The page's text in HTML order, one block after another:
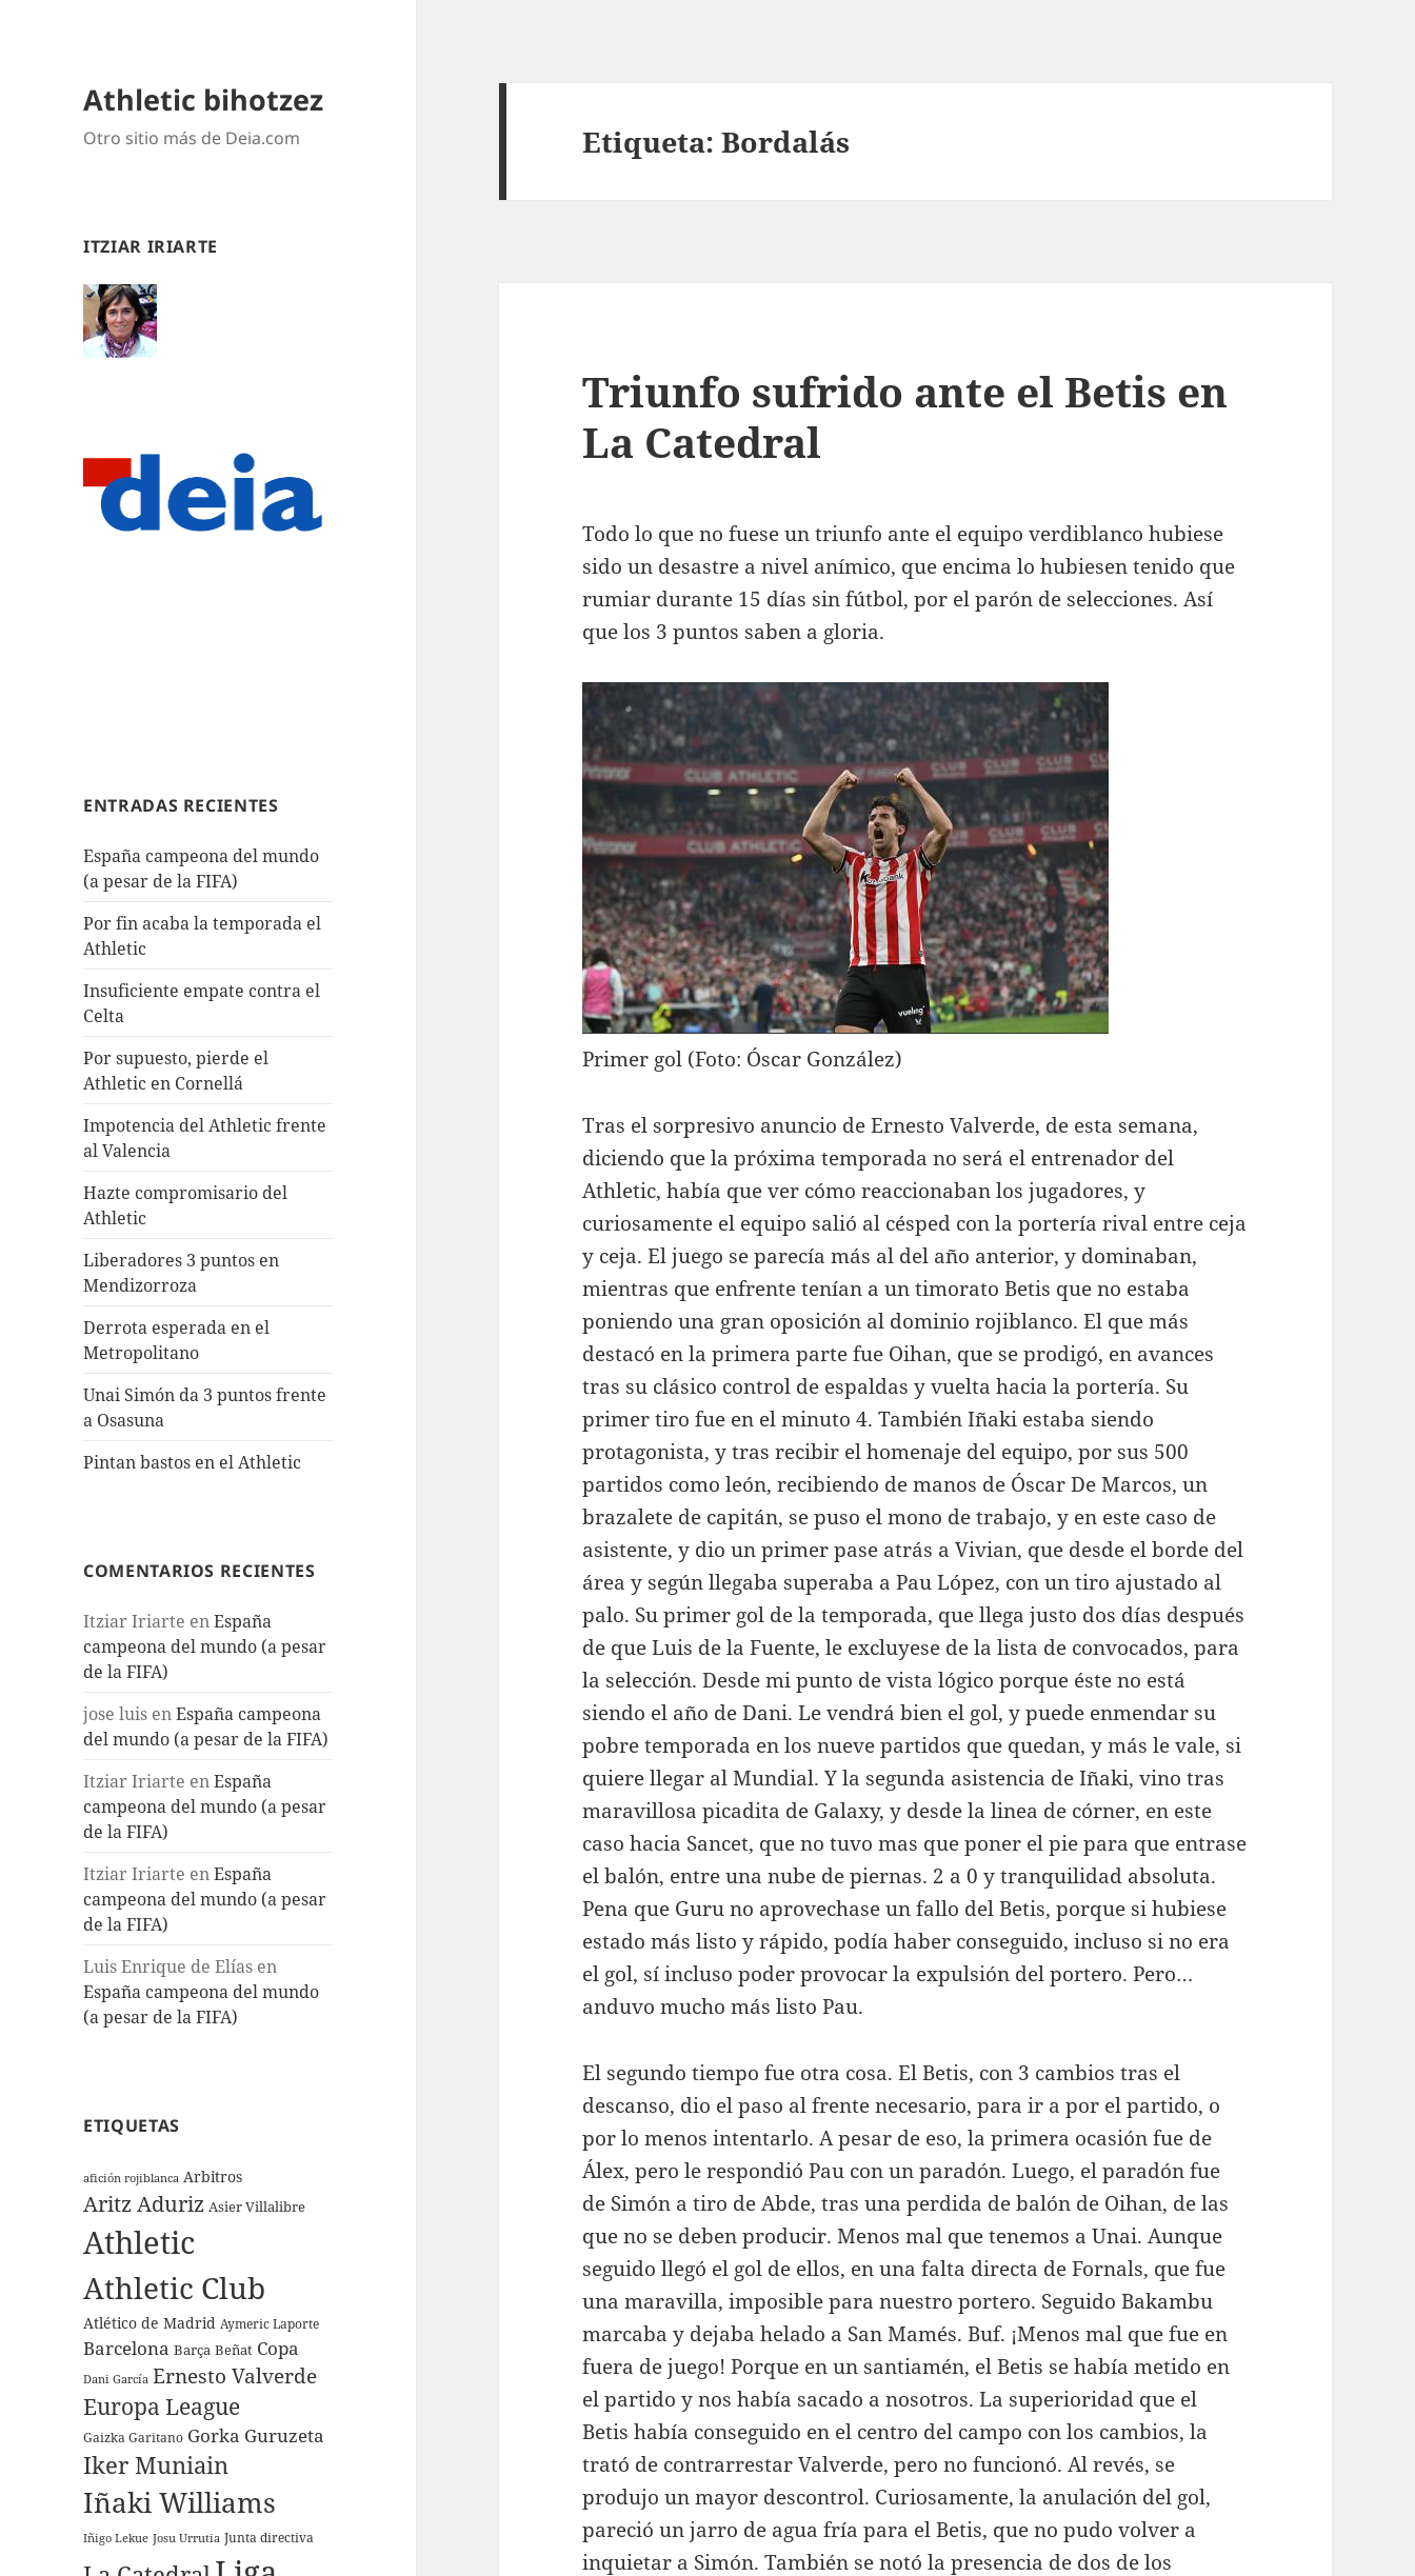
Athletic bihotzez
Otro sitio más de Deia.com
ITZIAR IRIARTE
ENTRADAS RECIENTES
España campeona del mundo
(a pesar de la FIFA)
Por fin acaba la temporada el
Athletic
Insuficiente empate contra el
Celta
Por supuesto, pierde el
Athletic en Cornellá
Impotencia del Athletic frente
al Valencia
Hazte compromisario del
Athletic
Liberadores 3 puntos en
Mendizorroza
Derrota esperada en el
Metropolitano
Unai Simón da 3 puntos frente
a Osasuna
Pintan bastos en el Athletic
COMENTARIOS RECIENTES
Itziar Iriarte enEspaña
campeona del mundo (a pesar
de la FIFA)
jose luis enEspaña campeona
del mundo (a pesar de la FIFA)
Itziar Iriarte enEspaña
campeona del mundo (a pesar
de la FIFA)
Itziar Iriarte enEspaña
campeona del mundo (a pesar
de la FIFA)
Luis Enrique de Elías en
España campeona del mundo
(a pesar de la FIFA)
ETIQUETAS
afición rojiblanca Arbitros
Aritz Aduriz Asier Villalibre
Athletic
Athletic Club
Atlético de Madrid Aymeric Laporte
Barcelona Barça Beñat Copa
Dani García Ernesto Valverde
Europa League
Gaizka Garitano Gorka Guruzeta
Iker Muniain
Iñaki Williams
Iñigo Lekue Josu Urrutia Junta directiva
Etiqueta:Bordalás
Triunfo sufrido ante el Betis en
La Catedral
Todo lo que no fuese un triunfo ante el equipo verdiblanco hubiese
sido un desastre a nivel anímico, que encima lo hubiesen tenido que
rumiar durante 15 días sin fútbol, por el parón de selecciones. Así
que los 3 puntos saben a gloria.
Primer gol (Foto: Óscar González)
Tras el sorpresivo anuncio de Ernesto Valverde, de esta semana,
diciendo que la próxima temporada no será el entrenador del
Athletic, había que ver cómo reaccionaban los jugadores, y
curiosamente el equipo salió al césped con la portería rival entre ceja
y ceja. El juego se parecía más al del año anterior, y dominaban,
mientras que enfrente tenían a un timorato Betis que no estaba
poniendo una gran oposición al dominio rojiblanco. El que más
destacó en la primera parte fue Oihan, que se prodigó, en avances
tras su clásico control de espaldas y vuelta hacia la portería. Su
primer tiro fue en el minuto 4. También Iñaki estaba siendo
protagonista, y tras recibir el homenaje del equipo, por sus 500
partidos como león, recibiendo de manos de Óscar De Marcos, un
brazalete de capitán, se puso el mono de trabajo, y en este caso de
asistente, y dio un primer pase atrás a Vivian, que desde el borde del
área y según llegaba superaba a Pau López, con un tiro ajustado al
palo. Su primer gol de la temporada, que llega justo dos días después
de que Luis de la Fuente, le excluyese de la lista de convocados, para
la selección. Desde mi punto de vista lógico porque éste no está
siendo el año de Dani. Le vendrá bien el gol, y puede enmendar su
pobre temporada en los nueve partidos que quedan, y más le vale, si
quiere llegar al Mundial. Y la segunda asistencia de Iñaki, vino tras
maravillosa picadita de Galaxy, y desde la linea de córner, en este
caso hacia Sancet, que no tuvo mas que poner el pie para que entrase
el balón, entre una nube de piernas. 2 a 0 y tranquilidad absoluta.
Pena que Guru no aprovechase un fallo del Betis, porque si hubiese
estado más listo y rápido, podía haber conseguido, incluso si no era
el gol, sí incluso poder provocar la expulsión del portero. Pero…
anduvo mucho más listo Pau.
El segundo tiempo fue otra cosa. El Betis, con 3 cambios tras el
descanso, dio el paso al frente necesario, para ir a por el partido, o
por lo menos intentarlo. A pesar de eso, la primera ocasión fue de
Álex, pero le respondió Pau con un paradón. Luego, el paradón fue
de Simón a tiro de Abde, tras una perdida de balón de Oihan, de las
que no se deben producir. Menos mal que tenemos a Unai. Aunque
seguido llegó el gol de ellos, en una falta directa de Fornals, que fue
una maravilla, imposible para nuestro portero. Seguido Bakambu
marcaba y dejaba helado a San Mamés. Buf. ¡Menos mal que fue en
fuera de juego! Porque en un santiamén, el Betis se había metido en
el partido y nos había sacado a nosotros. La superioridad que el
Betis había conseguido en el centro del campo con los cambios, la
trató de contrarrestar Valverde, pero no funcionó. Al revés, se
produjo un mayor descontrol. Curiosamente, la anulación del gol,
pareció un jarro de agua fría para el Betis, que no pudo volver a
inquietar a Simón. También se notó la presencia de dos de los